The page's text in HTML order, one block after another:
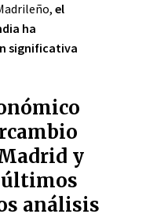
el
ha
significativa
y
análisis